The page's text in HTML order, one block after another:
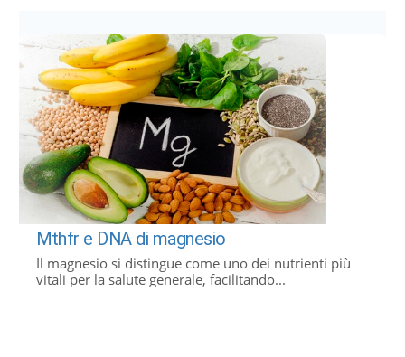
Mthfr e DNA di magnesio
Il magnesio si distingue come uno dei nutrienti più
vitali per la salute generale, facilitando...